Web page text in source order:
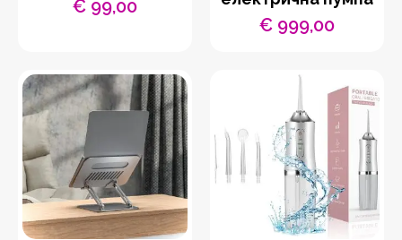
€ 99,00
€ 999,00